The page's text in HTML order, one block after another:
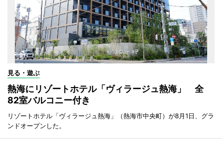
見る・遊ぶ
熱海にリゾートホテル「ヴィラージュ熱海」 全
82室バルコニー付き
リゾートホテル「ヴィラージュ熱海」（熱海市中央町）が8月1日、グラ
ンドオープンした。